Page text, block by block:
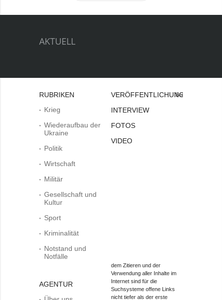
AKTUELL
RUBRIKEN
Krieg
Wiederaufbau der
Ukraine
Politik
Wirtschaft
Militär
Gesellschaft und
Kultur
Sport
Kriminalität
Notstand und
Notfälle
AGENTUR
VERÖFFENTLICHUNGEN
INTERVIEW
FOTOS
VIDEO
Bei
dem Zitieren und der
Verwendung aller Inhalte im
Internet sind für die
Suchsysteme offene Links
nicht tiefer als der erste